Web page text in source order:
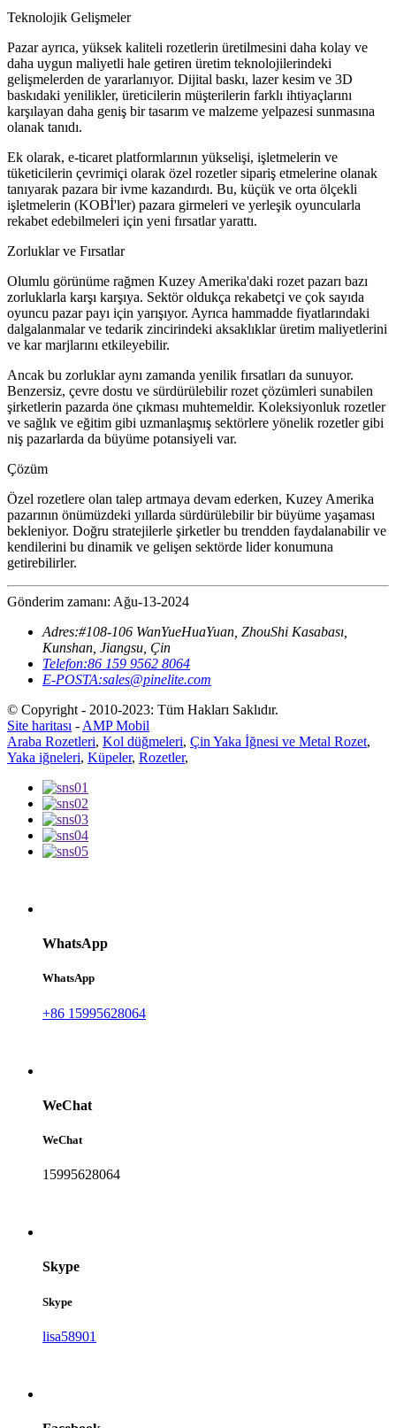
Teknolojik Gelişmeler
Pazar ayrıca, yüksek kaliteli rozetlerin üretilmesini daha kolay ve
daha uygun maliyetli hale getiren üretim teknolojilerindeki
gelişmelerden de yararlanıyor. Dijital baskı, lazer kesim ve 3D
baskıdaki yenilikler, üreticilerin müşterilerin farklı ihtiyaçlarını
karşılayan daha geniş bir tasarım ve malzeme yelpazesi sunmasına
olanak tanıdı.
Ek olarak, e-ticaret platformlarının yükselişi, işletmelerin ve
tüketicilerin çevrimiçi olarak özel rozetler sipariş etmelerine olanak
tanıyarak pazara bir ivme kazandırdı. Bu, küçük ve orta ölçekli
işletmelerin (KOBİ'ler) pazara girmeleri ve yerleşik oyuncularla
rekabet edebilmeleri için yeni fırsatlar yarattı.
Zorluklar ve Fırsatlar
Olumlu görünüme rağmen Kuzey Amerika'daki rozet pazarı bazı
zorluklarla karşı karşıya. Sektör oldukça rekabetçi ve çok sayıda
oyuncu pazar payı için yarışıyor. Ayrıca hammadde fiyatlarındaki
dalgalanmalar ve tedarik zincirindeki aksaklıklar üretim maliyetlerini
ve kar marjlarını etkileyebilir.
Ancak bu zorluklar aynı zamanda yenilik fırsatları da sunuyor.
Benzersiz, çevre dostu ve sürdürülebilir rozet çözümleri sunabilen
şirketlerin pazarda öne çıkması muhtemeldir. Koleksiyonluk rozetler
ve sağlık ve eğitim gibi uzmanlaşmış sektörlere yönelik rozetler gibi
niş pazarlarda da büyüme potansiyeli var.
Çözüm
Özel rozetlere olan talep artmaya devam ederken, Kuzey Amerika
pazarının önümüzdeki yıllarda sürdürülebilir bir büyüme yaşaması
bekleniyor. Doğru stratejilerle şirketler bu trendden faydalanabilir ve
kendilerini bu dinamik ve gelişen sektörde lider konumuna
getirebilirler.
Gönderim zamanı: Ağu-13-2024
Adres:#108-106 WanYueHuaYuan, ZhouShi Kasabası,
Kunshan, Jiangsu, Çin
Telefon:86 159 9562 8064
E-POSTA:sales@pinelite.com
© Copyright - 2010-2023: Tüm Hakları Saklıdır.
Site haritası - AMP Mobil
Araba Rozetleri, Kol düğmeleri, Çin Yaka İğnesi ve Metal Rozet,
Yaka iğneleri, Küpeler, Rozetler,
WhatsApp
WhatsApp
+86 15995628064
WeChat
WeChat
15995628064
Skype
Skype
lisa58901